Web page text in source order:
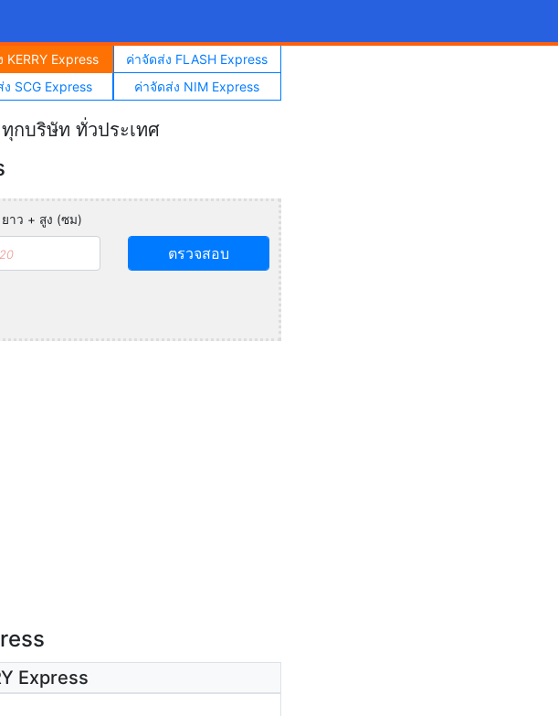
KERRY Express
ค่าจัดส่ง FLASH Express
SCG Express ค่าจัดส่ง NIM Express
กบริษัท ทั่วประเทศ
าว + สูง (ซม)
ตรวจสอบ
Express